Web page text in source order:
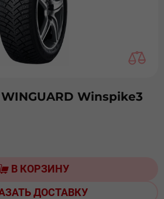
Winspike3
В КОРЗИНУ
ДОСТАВКУ